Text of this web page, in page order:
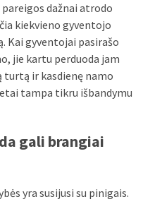
dažnai atrodo
kiekvieno gyventojo
Kai gyventojai pasirašo
jie kartu perduoda jam
turtą ir kasdienę namo
tampa tikru išbandymu
gali brangiai
yra susijusi su pinigais.